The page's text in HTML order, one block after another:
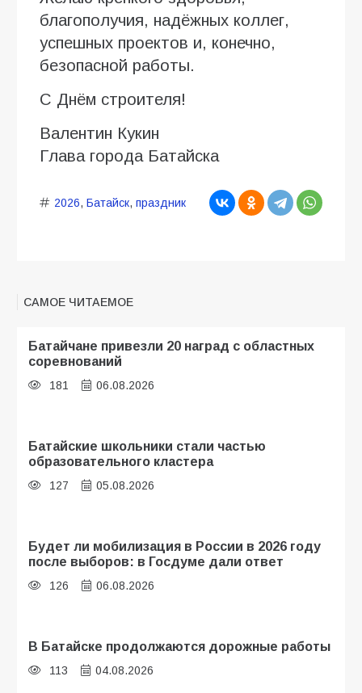
благополучия, надёжных коллег,
успешных проектов и, конечно,
безопасной работы.
С Днём строителя!
Валентин Кукин
Глава города Батайска
2026, Батайск, праздник
САМОЕ ЧИТАЕМОЕ
Батайчане привезли 20 наград с областных
соревнований
181 06.08.2026
Батайские школьники стали частью
образовательного кластера
127 05.08.2026
Будет ли мобилизация в России в 2026 году
после выборов: в Госдуме дали ответ
126 06.08.2026
В Батайске продолжаются дорожные работы
113 04.08.2026